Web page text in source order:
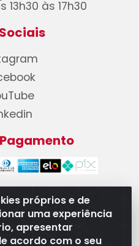
próprios e de
uma experiência
apresentar
acordo com o seu
13h30 às 17h30
LTDA - CNPJ
do Níquel, 667 - Parque
GO - CEP 74375-660